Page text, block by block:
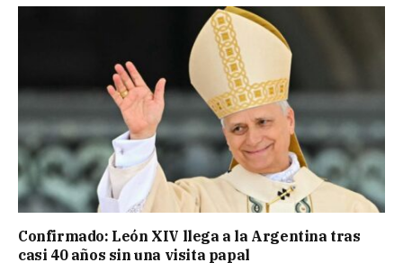
Confirmado: León XIV llega a la Argentina tras
casi 40 años sin una visita papal